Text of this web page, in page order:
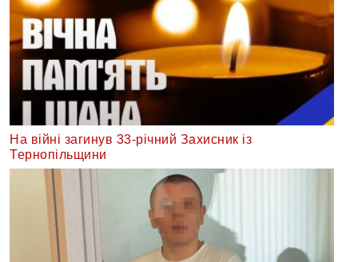
На війні загинув 33-річний Захисник із
Тернопільщини